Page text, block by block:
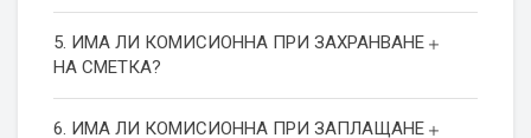
5. ИМА ЛИ КОМИСИОННА ПРИ ЗАХРАНВАНЕ
НА СМЕТКА?
6. ИМА ЛИ КОМИСИОННА ПРИ ЗАПЛАЩАНЕ